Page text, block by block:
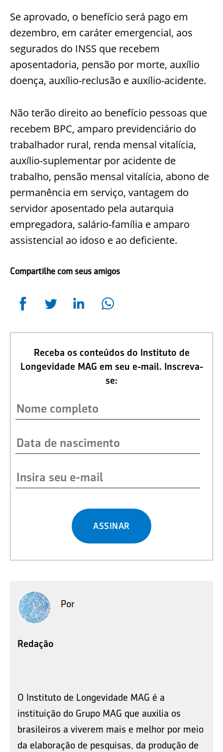
Se aprovado, o benefício será pago em
dezembro, em caráter emergencial, aos
segurados do INSS que recebem
aposentadoria, pensão por morte, auxílio
doença, auxílio-reclusão e auxílio-acidente.
Não terão direito ao benefício pessoas que
recebem BPC, amparo previdenciário do
trabalhador rural, renda mensal vitalícia,
auxílio-suplementar por acidente de
trabalho, pensão mensal vitalícia, abono de
permanência em serviço, vantagem do
servidor aposentado pela autarquia
empregadora, salário-família e amparo
assistencial ao idoso e ao deficiente.
Compartilhe com seus amigos
Receba os conteúdos do Instituto de
Longevidade MAG em seu e-mail. Inscreva-
se:
ASSINAR
Por
Redação
O Instituto de Longevidade MAG é a
instituição do Grupo MAG que auxilia os
brasileiros a viverem mais e melhor por meio
da elaboração de pesquisas, da produção de